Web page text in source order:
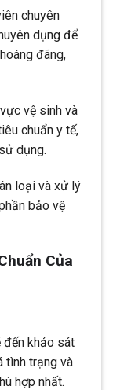
chuyên
dụng để
đãng,
vệ sinh và
chuẩn y tế,
dụng.
loại và xử lý
bảo vệ
Của
đến khảo sát
tình trạng và
hợp nhất.